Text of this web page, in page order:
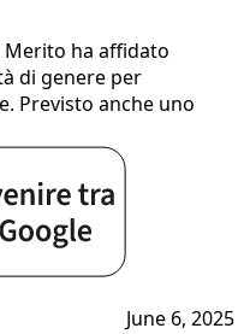
Merito ha affidato
di genere per
Previsto anche uno
June 6, 2025